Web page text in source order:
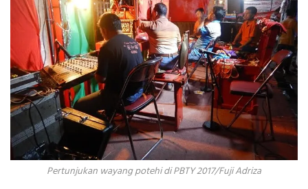
Pertunjukan wayang potehi di PBTY 2017/Fuji Adriza